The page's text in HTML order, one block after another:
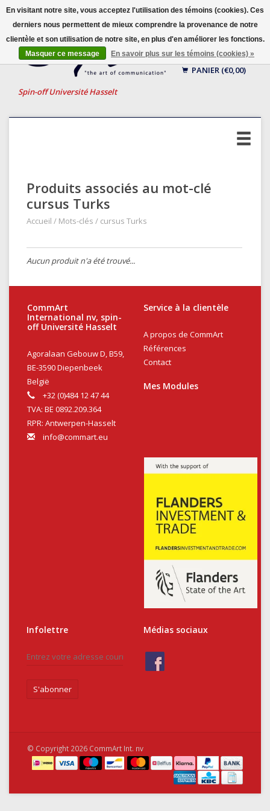
Spin-off Université Hasselt
Nederlands
English
PANIER (€0,00)
Produits associés au mot-clé
cursus Turks
Accueil / Mots-clés / cursus Turks
Aucun produit n'a été trouvé...
CommArt
International nv, spin-
off Université Hasselt
Agoralaan Gebouw D, B59,
BE-3590 Diepenbeek
België
+32 (0)484 12 47 44
TVA: BE 0892.209.364
RPR: Antwerpen-Hasselt
info@commart.eu
Service à la clientèle
A propos de CommArt
Références
Contact
Mes Modules
Infolettre
S'abonner
Médias sociaux
© Copyright 2026 CommArt Int. nv
En visitant notre site, vous acceptez l'utilisation des témoins (cookies). Ces
derniers nous permettent de mieux comprendre la provenance de notre
clientèle et son utilisation de notre site, en plus d'en améliorer les fonctions.
Masquer ce message
En savoir plus sur les témoins (cookies) »